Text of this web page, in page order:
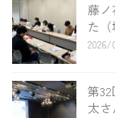
藤
た（
第
太